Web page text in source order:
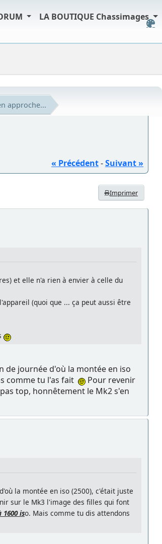
LA BOUTIQUE Chassimages
approche...
« Précédent-Suivant »
Imprimer
et elle n'a rien à envier à celle du
(quoi que ... ça peut aussi être
de journée d'où la montée en iso
comme tu l'as fait
Pour revenir
top, honnêtement le Mk2 s'en
la montée en iso (2500), c'était juste
sur le Mk3 l'image des filles qui font
iso. Mais comme tu dis attendons